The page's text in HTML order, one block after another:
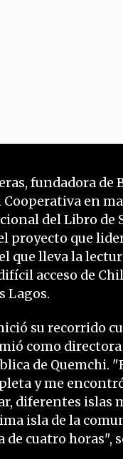
fundadora de
en
del Libro de
proyecto que
que lleva la
acceso de
Lagos.
su recorrido
como directora
de Quemchi.
y me
diferentes islas
isla de la
de cuatro horas",